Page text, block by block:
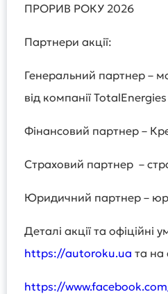
ПРОРИВ РОКУ 2026
Партнери акції:
Генеральний партнер –
від компанії TotalEnergies
Фінансовий партнер –
Страховий партнер –
Юридичний партнер –
Деталі акції та офіційні
https://autoroku.ua та на
https://